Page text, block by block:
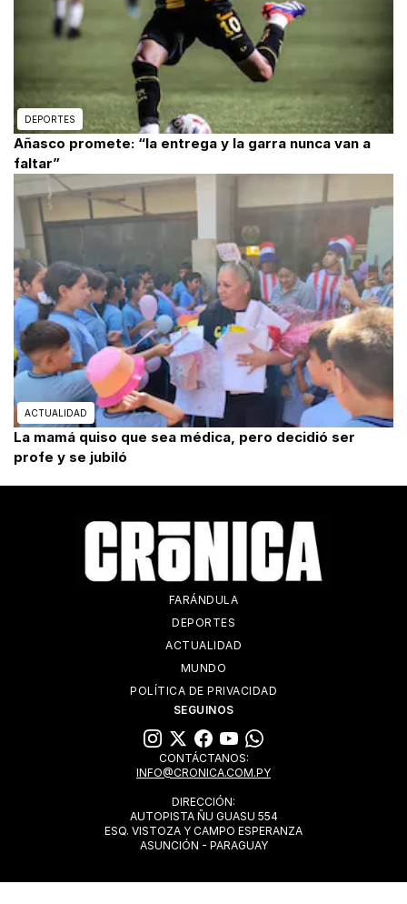
DEPORTES
Añasco promete: “la entrega y la garra nunca van a
faltar”
ACTUALIDAD
La mamá quiso que sea médica, pero decidió ser
profe y se jubiló
FARÁNDULA
DEPORTES
ACTUALIDAD
MUNDO
POLÍTICA DE PRIVACIDAD
SEGUINOS
CONTÁCTANOS:
INFO@CRONICA.COM.PY
DIRECCIÓN:
AUTOPISTA ÑU GUASU 554
ESQ. VISTOZA Y CAMPO ESPERANZA
ASUNCIÓN - PARAGUAY